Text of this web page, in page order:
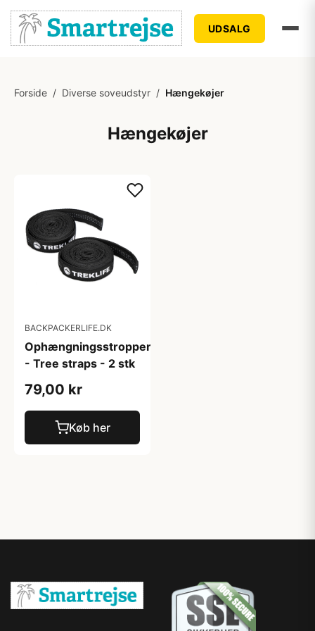
UDSALG
Forside / Diverse soveudstyr / Hængekøjer
Hængekøjer
BACKPACKERLIFE.DK
Ophængningsstropper
- Tree straps - 2 stk
79,00 kr
Køb her